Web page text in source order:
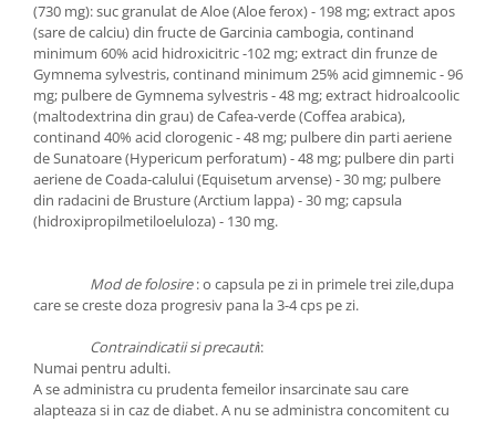
(730 mg): suc granulat de Aloe (Aloe ferox) - 198 mg; extract apos
(sare de calciu) din fructe de Garcinia cambogia, continand
minimum 60% acid hidroxicitric -102 mg; extract din frunze de
Gymnema sylvestris, continand minimum 25% acid gimnemic - 96
mg; pulbere de Gymnema sylvestris - 48 mg; extract hidroalcoolic
(maltodextrina din grau) de Cafea-verde (Coffea arabica),
continand 40% acid clorogenic - 48 mg; pulbere din parti aeriene
de Sunatoare (Hypericum perforatum) - 48 mg; pulbere din parti
aeriene de Coada-calului (Equisetum arvense) - 30 mg; pulbere
din radacini de Brusture (Arctium lappa) - 30 mg; capsula
(hidroxipropilmetiloeluloza) - 130 mg.
Mod de folosire: o capsula pe zi in primele trei zile,dupa
care se creste doza progresiv pana la 3-4 cps pe zi.
Contraindicatii si precautii:
Numai pentru adulti.
A se administra cu prudenta femeilor insarcinate sau care
alapteaza si in caz de diabet. A nu se administra concomitent cu